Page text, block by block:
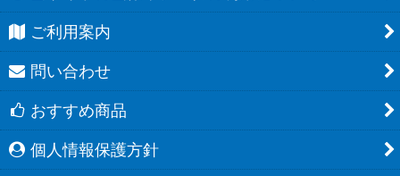
ご利用案内
問い合わせ
おすすめ商品
個人情報保護方針